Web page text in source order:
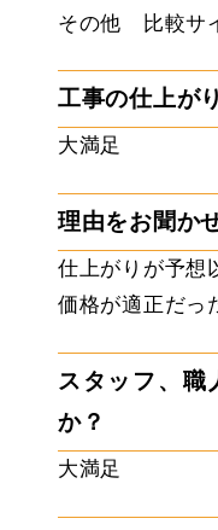
その他 比較サ
工事の仕上が
大満足
理由をお聞か
仕上がりが予想
価格が適正だっ
スタッフ、職
か？
大満足